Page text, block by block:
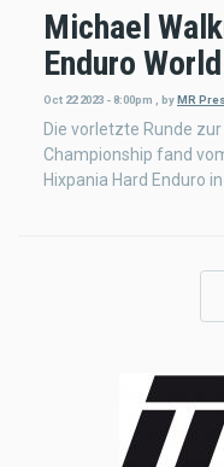
Michael
Enduro
Oct 22 2023 - 8:00pm byMR
Die vorletzte Runde zur
Championship fand
Hixpania Hard Enduro